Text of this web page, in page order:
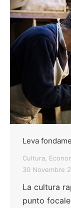
Leva
Cultura
30 Novembre
La cultura
punto